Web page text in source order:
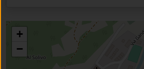
+
−